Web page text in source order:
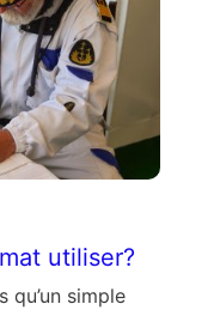
utiliser?
qu’un simple